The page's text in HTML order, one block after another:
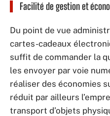
Facilité de gestion et
Du point de vue
cartes-cadeaux
suffit de commander la
les envoyer par voie
réaliser des économies
réduit par ailleurs
transport d’objets